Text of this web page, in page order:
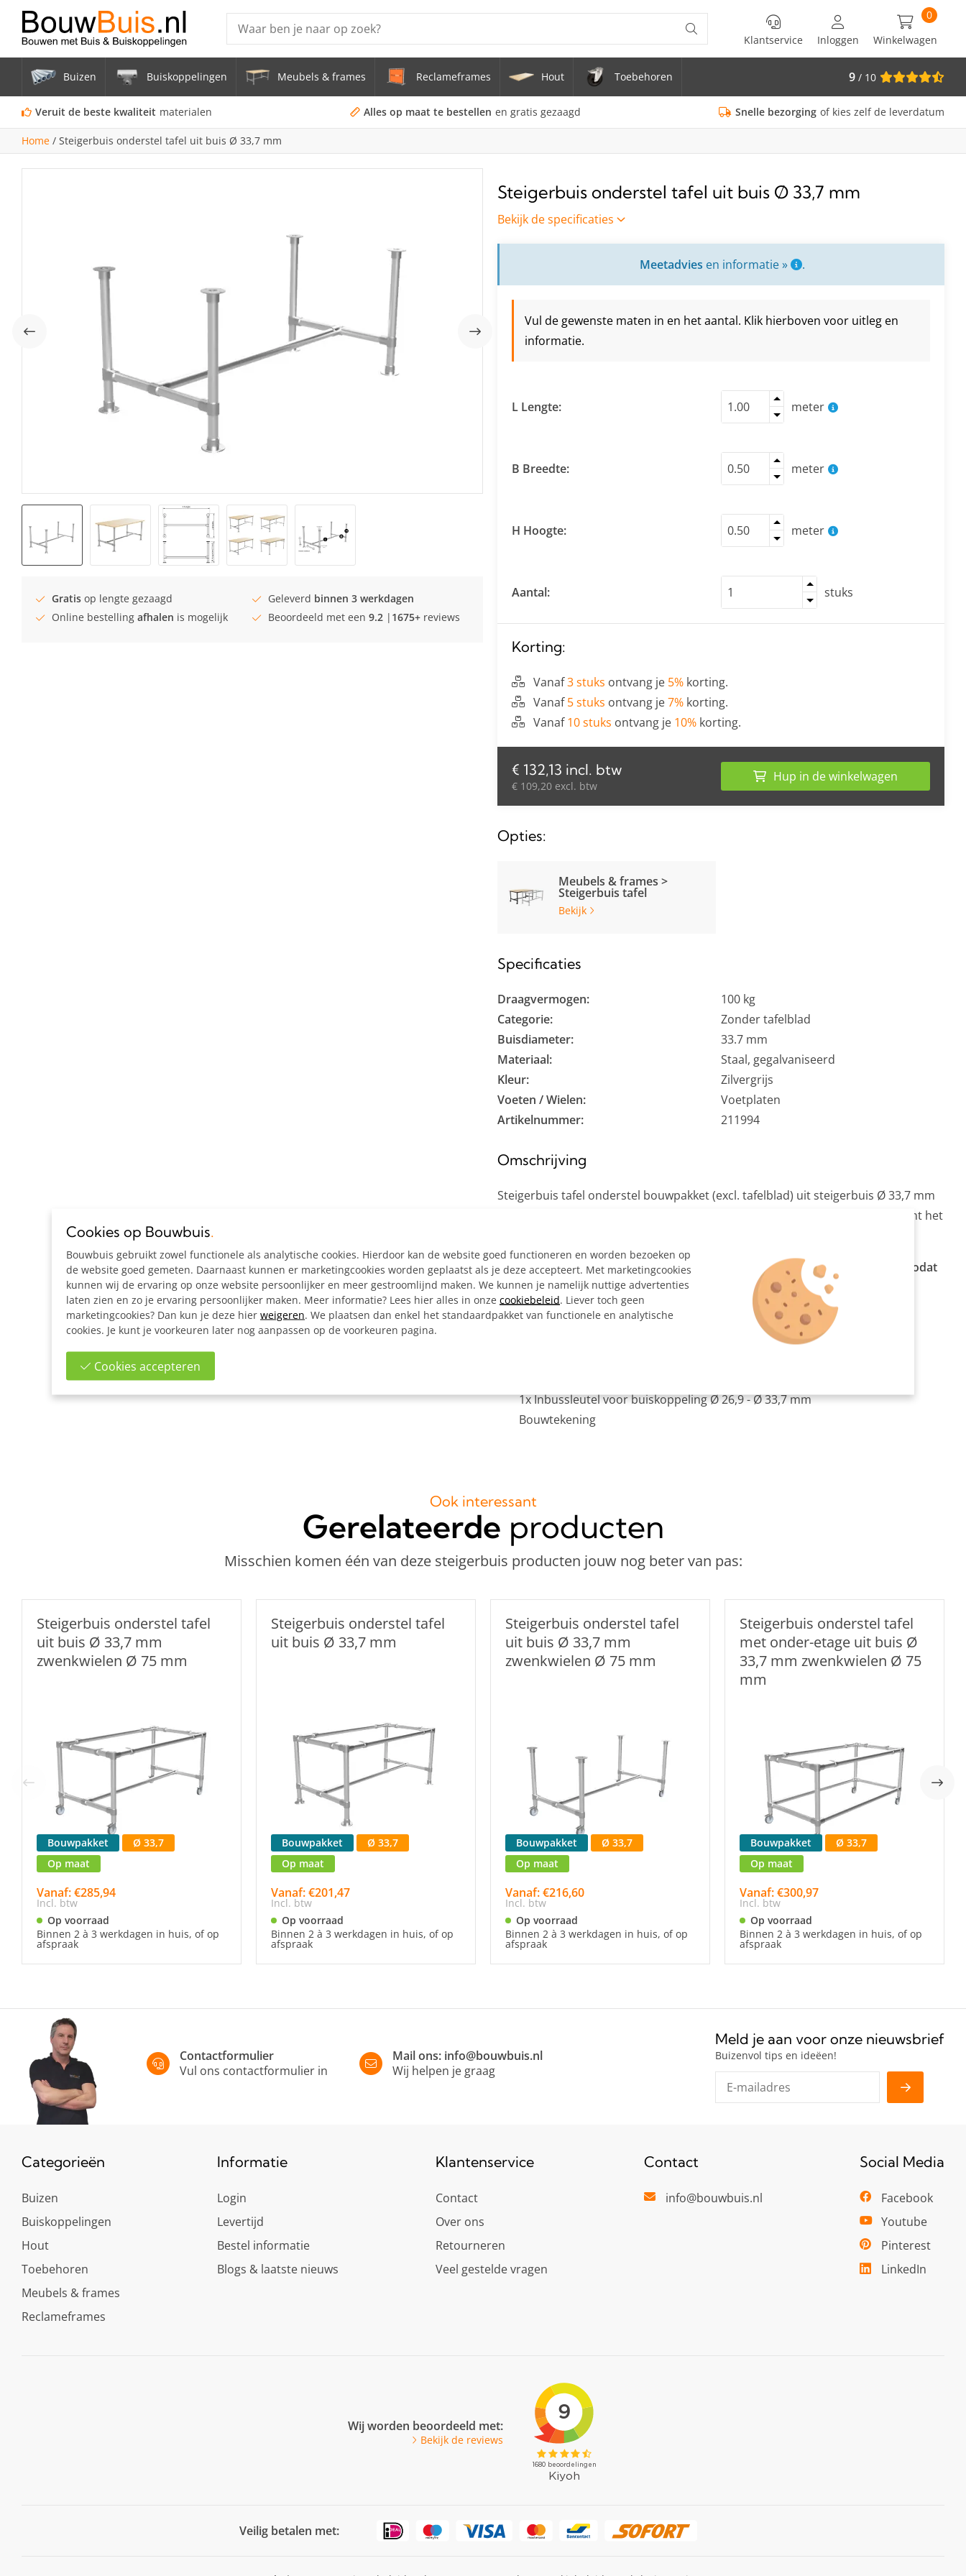
Producten
Steigerbuis onderstel tafel uit buis Ø 33,7 mm zwenkwielen Ø 75 mm
Vrijstaand Spandoekframe (zonder spandoek) uit gegalvaniseerde stalen buis Ø 33.7
mm
Zwarte steigerbuis staal Ø 21,3 mm
Klantservice Inloggen Winkelwagen
0
Buizen Buiskoppelingen Meubels & frames Reclameframes Hout Toebehoren 9 / 10
Veruit de beste kwaliteit materialen Alles op maat te bestellen en gratis gezaagd Snelle bezorging of kies zelf de leverdatum
Home / Steigerbuis onderstel tafel uit buis Ø 33,7 mm
Gratis op lengte gezaagd Geleverd binnen 3 werkdagen
Online bestelling afhalen is mogelijk Beoordeeld met een 9.2 | 1675+ reviews
Steigerbuis onderstel tafel uit buis Ø 33,7 mm
Bekijk de specificaties
Meetadvies en informatie » .
Vul de gewenste maten in en het aantal. Klik hierboven voor uitleg en
informatie.
L Lengte: meter
B Breedte: meter
H Hoogte: meter
Aantal: stuks
Korting:
Vanaf3 stuks ontvang je 5% korting.
Vanaf5 stuks ontvang je7% korting.
Vanaf10 stuks ontvang je 10% korting.
€ 132,13 incl. btw
€ 109,20 excl. btw
Hup in de winkelwagen
Opties:
Meubels & frames >
Steigerbuis tafel
Bekijk
Specificaties
Draagvermogen:
100 kg
Categorie:
Zonder tafelblad
Buisdiameter:
33.7 mm
Materiaal:
Staal, gegalvaniseerd
Kleur:
Zilvergrijs
Voeten / Wielen:
Voetplaten
Artikelnummer:
211994
Omschrijving
Steigerbuis tafel onderstel bouwpakket (excl. tafelblad) uit steigerbuis Ø 33,7 mm
. Omdat dit onderstel geen bovenliggers heeft dient het
Bestel het onderstel minimaal enkele centimeters kleiner dan het tafelblad zodat
de koppelingen niet buiten het tafelblad steken.
Inclusief:
1x Inbussleutel voor buiskoppeling Ø 26,9 - Ø 33,7 mm
Bouwtekening
Ook interessant
Gerelateerde producten
Misschien komen één van deze steigerbuis producten jouw nog beter van pas:
Steigerbuis onderstel tafel
uit buis Ø 33,7 mm
zwenkwielen Ø 75 mm
Bouwpakket
Ø 33,7
Op maat
Vanaf: €285,94
Incl. btw
Op voorraad
Binnen 2 à 3 werkdagen in huis, of op
afspraak
Steigerbuis onderstel tafel
uit buis Ø 33,7 mm
Bouwpakket
Ø 33,7
Op maat
Vanaf: €201,47
Incl. btw
Op voorraad
Binnen 2 à 3 werkdagen in huis, of op
afspraak
Steigerbuis onderstel tafel
uit buis Ø 33,7 mm
zwenkwielen Ø 75 mm
Bouwpakket
Ø 33,7
Op maat
Vanaf: €216,60
Incl. btw
Op voorraad
Binnen 2 à 3 werkdagen in huis, of op
afspraak
Steigerbuis onderstel tafel
met onder-etage uit buis Ø
33,7 mm zwenkwielen Ø 75
mm
Bouwpakket
Ø 33,7
Op maat
Vanaf: €300,97
Incl. btw
Op voorraad
Binnen 2 à 3 werkdagen in huis, of op
afspraak
Contactformulier
Vul ons contactformulier in
Mail ons: info@bouwbuis.nl
Wij helpen je graag
Meld je aan voor onze nieuwsbrief
Buizenvol tips en ideëen!
Categorieën
Buizen
Buiskoppelingen
Hout
Toebehoren
Meubels & frames
Reclameframes
Informatie
Login
Levertijd
Bestel informatie
Blogs & laatste nieuws
Klantenservice
Contact
Over ons
Retourneren
Veel gestelde vragen
Contact
info@bouwbuis.nl
Social Media
Facebook
Youtube
Pinterest
LinkedIn
Wij worden beoordeeld met:
Bekijk de reviews
Veilig betalen met:
Cookies op Bouwbuis.
Bouwbuis gebruikt zowel functionele als analytische cookies. Hierdoor kan de website goed functioneren en worden bezoeken op
de website goed gemeten. Daarnaast kunnen er marketingcookies worden geplaatst als je deze accepteert. Met marketingcookies
kunnen wij de ervaring op onze website persoonlijker en meer gestroomlijnd maken. We kunnen je namelijk nuttige advertenties
laten zien en zo je ervaring persoonlijker maken. Meer informatie? Lees hier alles in onze cookiebeleid. Liever toch geen
marketingcookies? Dan kun je deze hier weigeren. We plaatsen dan enkel het standaardpakket van functionele en analytische
cookies. Je kunt je voorkeuren later nog aanpassen op de voorkeuren pagina.
Cookies accepteren